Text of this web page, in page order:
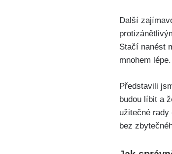
Další
Stačí nanést
mnohem lépe.
Představili
budou⁢ líbit⁢ a‌
užitečné rady
bez